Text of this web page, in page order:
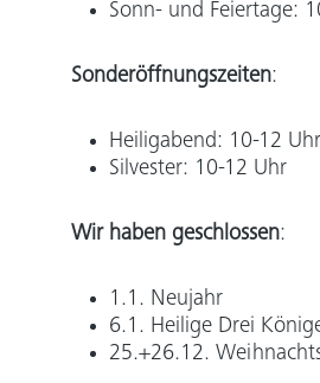
Sonn- und Feiertage:
Sonderöffnungszeiten:
Heiligabend: 10-12 Uhr
Silvester: 10-12 Uhr
Wir haben geschlossen:
1.1. Neujahr
6.1. Heilige Drei
25.+26.12.